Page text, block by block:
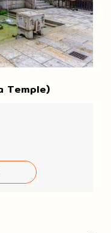
Temple)